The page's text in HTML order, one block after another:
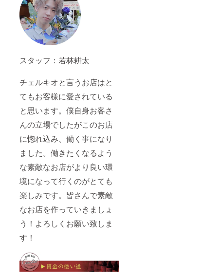
スタッフ：若林耕太
チェルキオと言うお店はと
てもお客様に愛されている
と思います。僕自身お客さ
んの立場でしたがこのお店
に惚れ込み、働く事になり
ました。働きたくなるよう
な素敵なお店がより良い環
境になって行くのがとても
楽しみです。皆さんで素敵
なお店を作っていきましょ
う！よろしくお願い致しま
す！